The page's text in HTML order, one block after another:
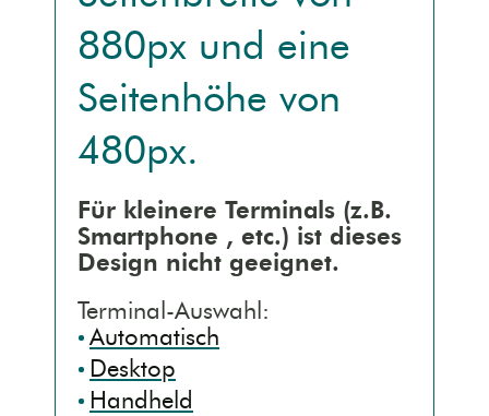
Kontaktseite [3]
Sitemap [4]
Detailsuche [5]
Erklärung [9]
Mobile (Handy)
Barrierefrei (AA)
Druck (Vorschau)
880px und eine
Seitenhöhe von
480px.
Für kleinere Terminals (z.B.
Smartphone , etc.) ist dieses
Design nicht geeignet.
Terminal-Auswahl:
Automatisch
Desktop
Handheld